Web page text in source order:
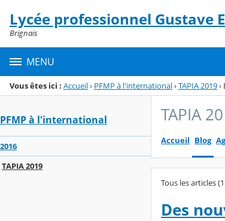
Menu de la rubrique
Contenu
Lycée professionnel Gustave
Brignais
MENU
Vous êtes ici : Accueil› PFMP à l'international›TAPIA 2019›
PFMP à l'international
2016
TAPIA 2019
TAPIA
Accueil Blog
Tous les articles
Des